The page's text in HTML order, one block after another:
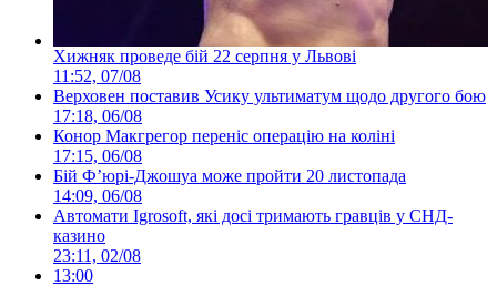
Хижняк проведе бій 22 серпня у Львові
11:52, 07/08
Верховен поставив Усику ультиматум щодо другого бою
17:18, 06/08
Конор Макгрегор переніс операцію на коліні
17:15, 06/08
Бій Ф’юрі-Джошуа може пройти 20 листопада
14:09, 06/08
Автомати Igrosoft, які досі тримають гравців у СНД-
казино
23:11, 02/08
13:00